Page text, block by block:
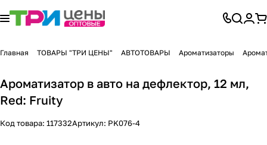
Главная ТОВАРЫ "ТРИ ЦЕНЫ" АВТОТОВАРЫ Ароматизаторы
Ароматизатор в авто на дефлектор, 12 мл,
Red: Fruity
Код товара: 117332Артикул: PK076-4